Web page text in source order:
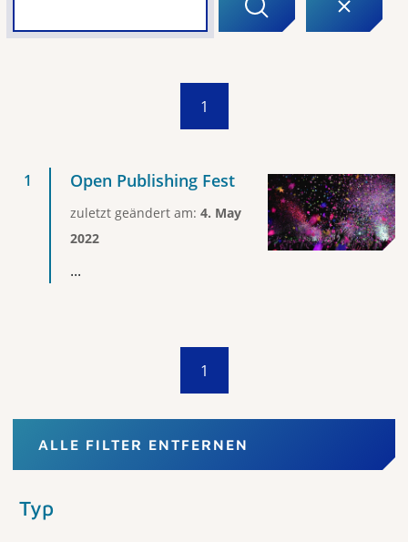
1
Open Publishing Fest
zuletzt geändert am: 4. May
2022
...
1
ALLE FILTER ENTFERNEN
Typ